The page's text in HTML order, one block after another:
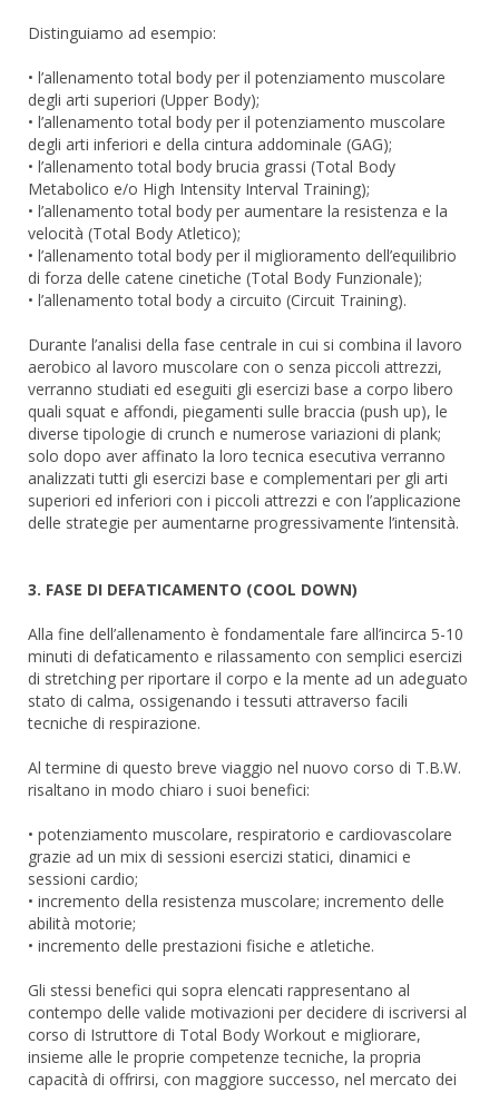
Distinguiamo ad esempio:
• l’allenamento total body per il potenziamento muscolare
degli arti superiori (Upper Body);
• l’allenamento total body per il potenziamento muscolare
degli arti inferiori e della cintura addominale (GAG);
• l’allenamento total body brucia grassi (Total Body
Metabolico e/o High Intensity Interval Training);
• l’allenamento total body per aumentare la resistenza e la
velocità (Total Body Atletico);
• l’allenamento total body per il miglioramento dell’equilibrio
di forza delle catene cinetiche (Total Body Funzionale);
• l’allenamento total body a circuito (Circuit Training).
Durante l’analisi della fase centrale in cui si combina il lavoro
aerobico al lavoro muscolare con o senza piccoli attrezzi,
verranno studiati ed eseguiti gli esercizi base a corpo libero
quali squat e affondi, piegamenti sulle braccia (push up), le
diverse tipologie di crunch e numerose variazioni di plank;
solo dopo aver affinato la loro tecnica esecutiva verranno
analizzati tutti gli esercizi base e complementari per gli arti
superiori ed inferiori con i piccoli attrezzi e con l’applicazione
delle strategie per aumentarne progressivamente l’intensità.
3. FASE DI DEFATICAMENTO (COOL DOWN)
Alla fine dell’allenamento è fondamentale fare all’incirca 5-10
minuti di defaticamento e rilassamento con semplici esercizi
di stretching per riportare il corpo e la mente ad un adeguato
stato di calma, ossigenando i tessuti attraverso facili
tecniche di respirazione.
Al termine di questo breve viaggio nel nuovo corso di T.B.W.
risaltano in modo chiaro i suoi benefici:
• potenziamento muscolare, respiratorio e cardiovascolare
grazie ad un mix di sessioni esercizi statici, dinamici e
sessioni cardio;
• incremento della resistenza muscolare; incremento delle
abilità motorie;
• incremento delle prestazioni fisiche e atletiche.
Gli stessi benefici qui sopra elencati rappresentano al
contempo delle valide motivazioni per decidere di iscriversi al
corso di Istruttore di Total Body Workout e migliorare,
insieme alle le proprie competenze tecniche, la propria
capacità di offrirsi, con maggiore successo, nel mercato dei